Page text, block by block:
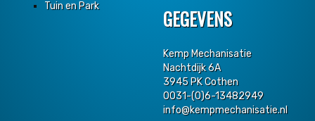
Tuin en Park
GEGEVENS
Kemp Mechanisatie
Nachtdijk 6A
3945 PK Cothen
0031-(0)6-13482949
info@kempmechanisatie.nl